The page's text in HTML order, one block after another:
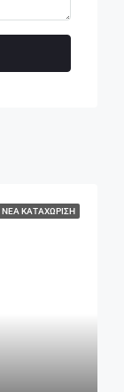
ΝΈΑ ΚΑΤΑΧΏΡΙΣΗ